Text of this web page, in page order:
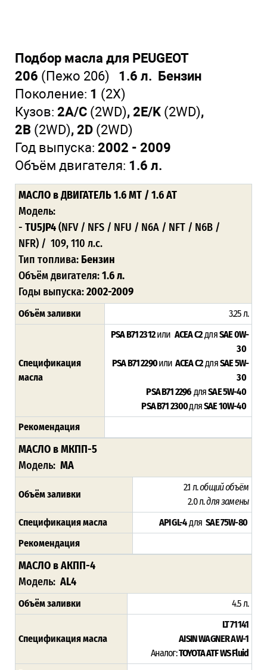
Подбор масла для PEUGEOT
206 (Пежо 206) 1.6 л. Бензин
Поколение: 1 (2X)
Кузов: 2A/C (2WD), 2E/K (2WD),
2B (2WD), 2D (2WD)
Год выпуска: 2002 - 2009
Объём двигателя: 1.6 л.
МАСЛО в ДВИГАТЕЛЬ 1.6 MT / 1.6 AT
Модель:
- TU5JP4(NFV / NFS / NFU / N6A / NFT / N6B /
NFR) / 109, 110 л.с.
Тип топлива: Бензин
Объём двигателя:1.6 л.
Годы выпуска:2002-2009
Объём заливки 3.25 л.
Спецификация
масла
PSA B71 2312или ACEA C2дляSAE 0W-
30
PSA B71 2290или ACEA C2дляSAE 5W-
30
PSA B71 2296 дляSAE 5W-40
PSA B71 2300дляSAE 10W-40
Рекомендация
МАСЛО в МКПП-5
Модель: MA
Объём заливки
2.1 л.общий объём
2.0 л.для замены
Спецификация масла
API GL-4дляSAE 75W-80
Рекомендация
МАСЛО в АКПП-4
Модель: AL4
Объём заливки 4.5 л.
Спецификация масла
LT 71141
AISIN WAGNER AW-1
Аналог:TOYOTA ATF WS Fluid